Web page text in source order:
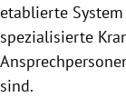
etablierte
spezialisierte
sind.